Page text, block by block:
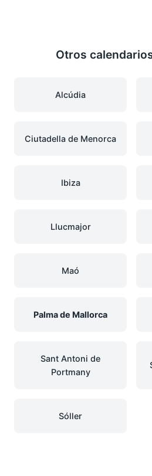
Otros
Alcúdia
Ciutadella de Menorca
Ibiza
Llucmajor
Maó
Palma de Mallorca
Sant Antoni de
Portmany
Sóller